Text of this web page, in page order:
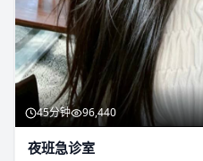
45分钟 96,440
夜班急诊室